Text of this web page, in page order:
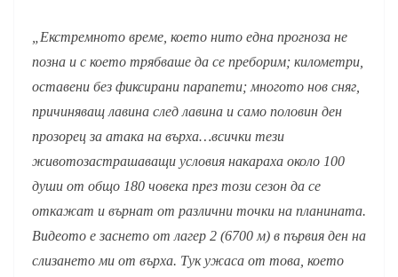
„Екстремното време, което нито една прогноза не
позна и с което трябваше да се преборим; километри,
оставени без фиксирани парапети; многото нов сняг,
причиняващ лавина след лавина и само половин ден
прозорец за атака на върха…всички тези
животозастрашаващи условия накараха около 100
души от общо 180 човека през този сезон да се
откажат и върнат от различни точки на планината.
Видеото е заснето от лагер 2 (6700 м) в първия ден на
слизането ми от върха. Тук ужаса от това, което